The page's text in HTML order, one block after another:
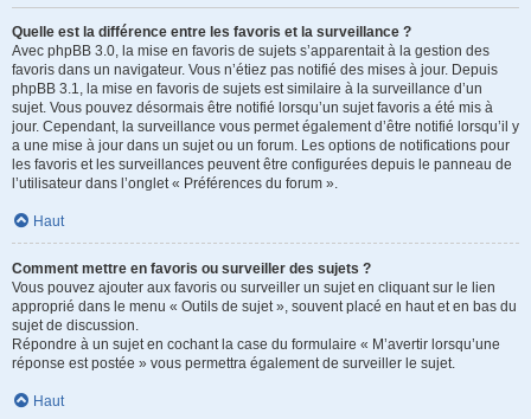
Quelle est la différence entre les favoris et la surveillance ?
Avec phpBB 3.0, la mise en favoris de sujets s’apparentait à la gestion des
favoris dans un navigateur. Vous n’étiez pas notifié des mises à jour. Depuis
phpBB 3.1, la mise en favoris de sujets est similaire à la surveillance d’un
sujet. Vous pouvez désormais être notifié lorsqu’un sujet favoris a été mis à
jour. Cependant, la surveillance vous permet également d’être notifié lorsqu’il y
a une mise à jour dans un sujet ou un forum. Les options de notifications pour
les favoris et les surveillances peuvent être configurées depuis le panneau de
l’utilisateur dans l’onglet « Préférences du forum ».
Haut
Comment mettre en favoris ou surveiller des sujets ?
Vous pouvez ajouter aux favoris ou surveiller un sujet en cliquant sur le lien
approprié dans le menu « Outils de sujet », souvent placé en haut et en bas du
sujet de discussion.
Répondre à un sujet en cochant la case du formulaire « M’avertir lorsqu’une
réponse est postée » vous permettra également de surveiller le sujet.
Haut